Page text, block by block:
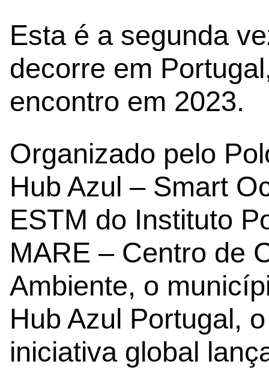
Esta é a segunda
decorre em
encontro em 2023.
Organizado pelo
Hub Azul – Smart
ESTM do Instituto
MARE – Centro de
Ambiente, o
Hub Azul Portugal,
iniciativa global